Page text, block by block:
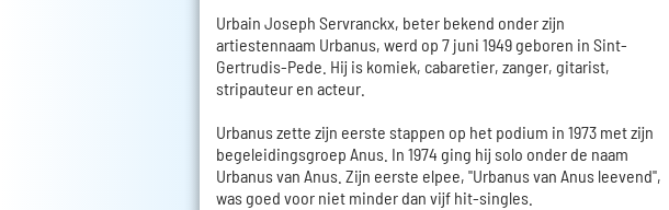
Urbain Joseph Servranckx, beter bekend onder zijn
artiestennaam Urbanus, werd op 7 juni 1949 geboren in Sint-
Gertrudis-Pede. Hij is komiek, cabaretier, zanger, gitarist,
stripauteur en acteur.
Urbanus zette zijn eerste stappen op het podium in 1973 met zijn
begeleidingsgroep Anus. In 1974 ging hij solo onder de naam
Urbanus van Anus. Zijn eerste elpee, "Urbanus van Anus leevend",
was goed voor niet minder dan vijf hit-singles.